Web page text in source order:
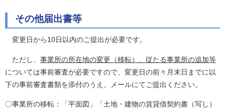
その他届出書等
変更日から10日以内のご提出が必要です。
ただし、 事業所の所在地の変更（移転）
従たる事業所の追加等
については事前審査が必要ですので、変更日の前々月末日までに以
下の事前審査書類を添付のうえ、メールにてご提出ください。
〇事業所の移転：「平面図」「土地・建物の賃貸借契約書（写し）